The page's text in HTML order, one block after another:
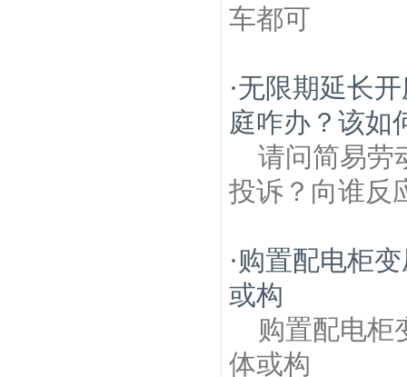
车都可
·无限期延长
庭咋办？该如
请问简易劳
投诉？向谁反
·购置配电柜
或构
购置配电柜
体或构